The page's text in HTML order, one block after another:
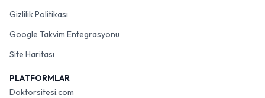
Gizlilik Politikası
Google Takvim Entegrasyonu
Site Haritası
PLATFORMLAR
Doktorsitesi.com